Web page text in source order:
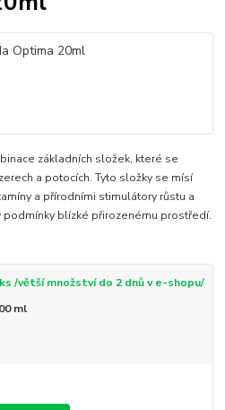
základních složek, které se
a potocích. Tyto složky se mísí
a přírodními stimulátory růstu a
podmínky blízké přirozenému prostředí.
/větší množství do 2 dnů v e-shopu/
ml